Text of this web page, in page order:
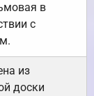
в
с
из
доски